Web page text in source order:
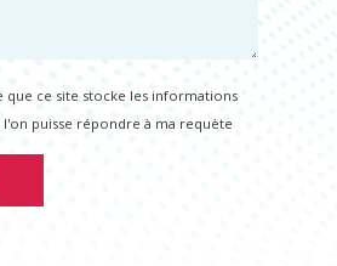
que ce site stocke les informations
l'on puisse répondre à ma requète